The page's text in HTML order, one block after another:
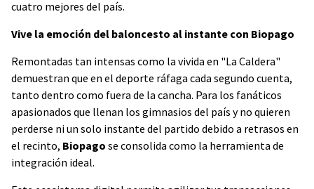
cuatro mejores del país.
Vive la emoción del baloncesto al instante con Biopago
Remontadas tan intensas como la vivida en "La Caldera"
demuestran que en el deporte ráfaga cada segundo cuenta,
tanto dentro como fuera de la cancha. Para los fanáticos
apasionados que llenan los gimnasios del país y no quieren
perderse ni un solo instante del partido debido a retrasos en
el recinto, Biopago se consolida como la herramienta de
integración ideal.